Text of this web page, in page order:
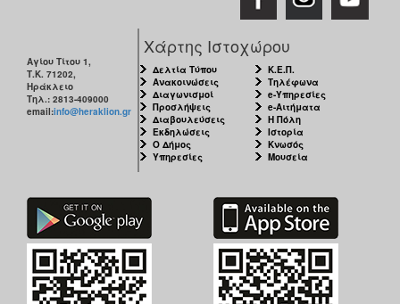
Αγίου Τίτου 1,
Τ.Κ. 71202,
Ηράκλειο
Τηλ.: 2813-409000
email:info@heraklion.gr
Χάρτης Ιστοχώρου
Δελτία Τύπου
Ανακοινώσεις
Διαγωνισμοί
Προσλήψεις
Διαβουλεύσεις
Εκδηλώσεις
Ο Δήμος
Υπηρεσίες
Κ.Ε.Π.
Τηλέφωνα
e-Υπηρεσίες
e-Αιτήματα
Η Πόλη
Ιστορία
Κνωσός
Μουσεία